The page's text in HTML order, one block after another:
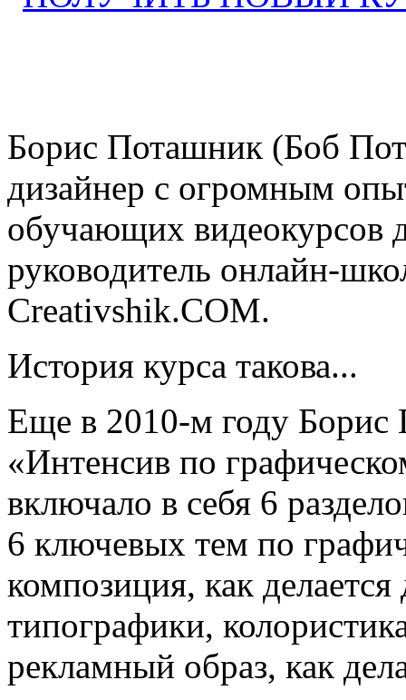
Борис Поташник (Боб
дизайнер с огромным
обучающих видеокурсов
руководитель онлайн-
Creativshik.COM.
История курса такова...
Еще в 2010-м году Борис
«Интенсив по
включало в себя 6
6 ключевых тем по
композиция, как
типографики,
рекламный образ, как